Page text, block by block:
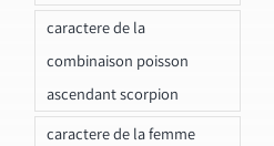
caractere de la
combinaison poisson
ascendant scorpion
caractere de la femme